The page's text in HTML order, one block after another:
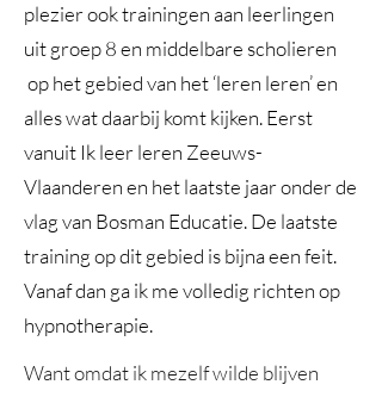
plezier ook trainingen aan leerlingen
uit groep 8 en middelbare scholieren
op het gebied van het ‘leren leren’ en
alles wat daarbij komt kijken. Eerst
vanuit Ik leer leren Zeeuws-
Vlaanderen en het laatste jaar onder de
vlag van Bosman Educatie. De laatste
training op dit gebied is bijna een feit.
Vanaf dan ga ik me volledig richten op
hypnotherapie.
Want omdat ik mezelf wilde blijven